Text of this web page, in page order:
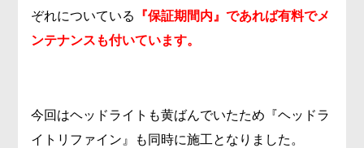
ぞれについている
『保証期間内』であれば有料でメ
ンテナンスも付いています。
今回はヘッドライトも黄ばんでいたため『ヘッドラ
イトリファイン』も同時に施工となりました。